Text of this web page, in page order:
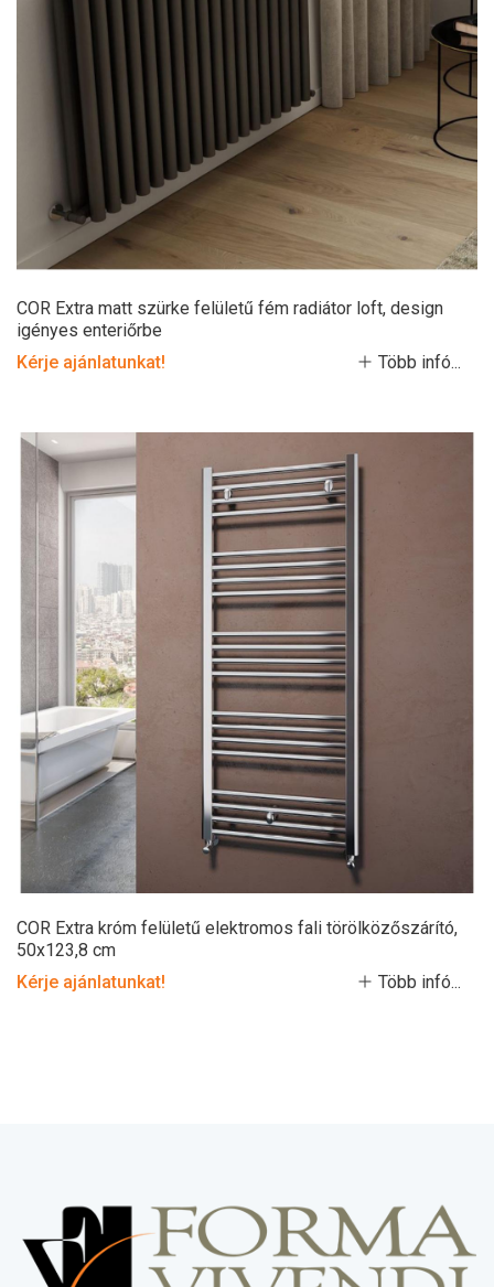
COR Extra matt szürke felületű fém radiátor loft, design
igényes enteriőrbe
Kérje ajánlatunkat!
Több infó...
COR Extra króm felületű elektromos fali törölközőszárító,
50x123,8 cm
Kérje ajánlatunkat!
Több infó...